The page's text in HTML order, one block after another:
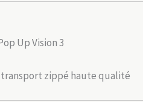
Up Vision 3
transport zippé haute qualité